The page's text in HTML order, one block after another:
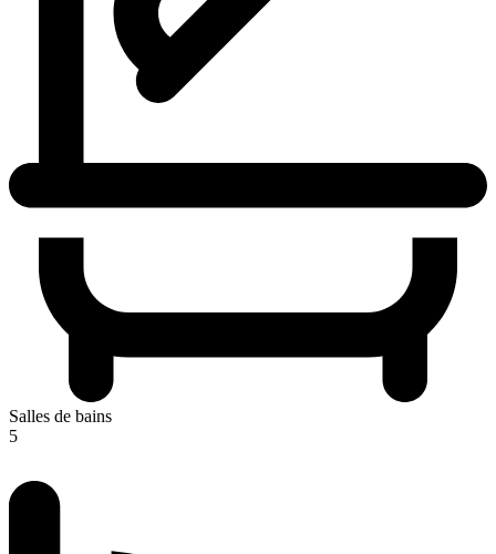
Salles de bains
5